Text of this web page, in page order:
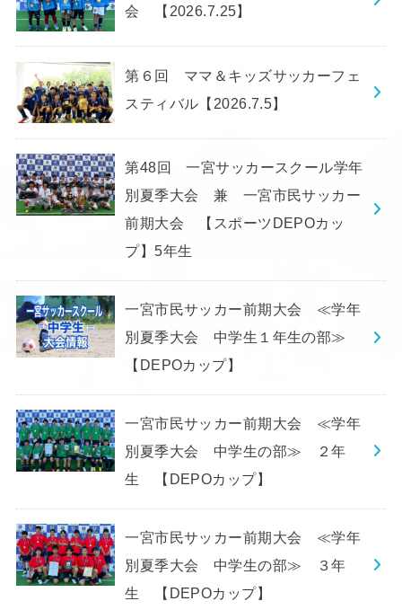
会 【2026.7.25】
第６回 ママ＆キッズサッカーフェ
スティバル【2026.7.5】
第48回 一宮サッカースクール学年
別夏季大会 兼 一宮市民サッカー
前期大会 【スポーツDEPOカッ
プ】5年生
一宮市民サッカー前期大会 ≪学年
別夏季大会 中学生１年生の部≫
【DEPOカップ】
一宮市民サッカー前期大会 ≪学年
別夏季大会 中学生の部≫ ２年
生 【DEPOカップ】
一宮市民サッカー前期大会 ≪学年
別夏季大会 中学生の部≫ ３年
生 【DEPOカップ】